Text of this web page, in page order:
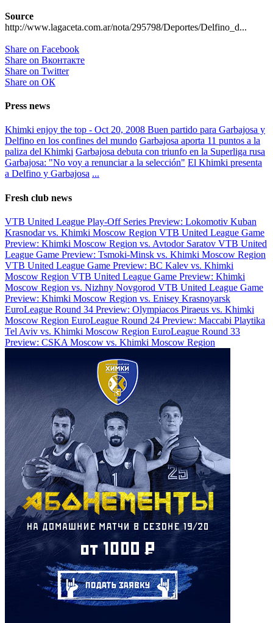
Source
http://www.lagaceta.com.ar/nota/295798/Deportes/Delfino_d...
Share on Facebook
Share on Вконтакте
Share on Twitter
Share on ОК
Press news
Khimki enjoy the top - Oct 20, 2008 Buen partido para Garbajosa y
Delfino en los confines del mundo Garbajosa aporta 11 puntos a la
paliza del Khimki Garbajosa debuta con triunfo en la Superliga rusa
Garbajosa: "No voy a renunciar a la selección" El Khimki presenta
a Delfino y Garbajosa ...
Fresh club news
VTB United League Play-Off Series Preview: Lokomotiv Kuban
Krasnodar vs. Khimki Moscow Region VTB United League Game
Preview: Khimki Moscow Region vs. Avtodor Saratov VTB United
League Game Preview: Tsmoki-Minsk vs. Khimki Moscow Region
VTB United League Game Preview: BC Kalev vs. Khimki
Moscow Region VTB United League Game Preview: Khimki
Moscow Region vs. Nizhny Novgorod VTB United League Game
Preview: Khimki Moscow Region vs. Enisey Krasnoyarsk
EuroLeague Round 34 Preview: Olympiacos Piraeus vs. Khimki
Moscow Region EuroLeague Round 24 Preview: Maccabi Playtika
Tel Aviv vs. Khimki Moscow Region EuroLeague Round 33
Preview: CSKA Moscow vs. Khimki Moscow Region